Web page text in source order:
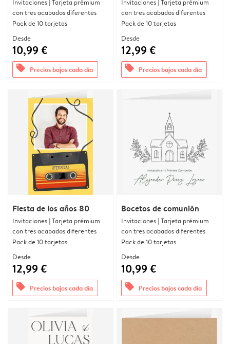
Invitaciones | Tarjeta prémium
con tres acabados diferentes
Pack de 10 tarjetas
Desde
10,99 €
offers Precios bajos cada día
Invitaciones | Tarjeta prémium
con tres acabados diferentes
Pack de 10 tarjetas
Desde
12,99 €
offers Precios bajos cada día
Fiesta de los años 80
Invitaciones | Tarjeta prémium
con tres acabados diferentes
Pack de 10 tarjetas
Desde
12,99 €
offers Precios bajos cada día
Bocetos de comunión
Invitaciones | Tarjeta prémium
con tres acabados diferentes
Pack de 10 tarjetas
Desde
10,99 €
offers Precios bajos cada día